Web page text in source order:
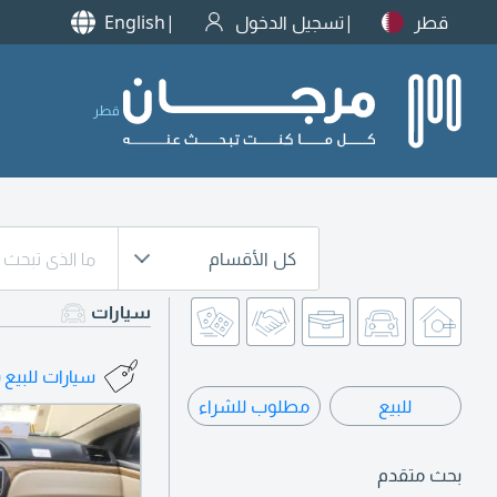
قطر تسجيل الدخول English
قطر
كل الأقسام
للبيع مطلوب للشراء
بحث متقدم
سيارات
سيارات للبيع